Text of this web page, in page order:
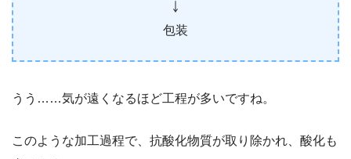
￬
包装
うう……気が遠くなるほど工程が多いですね。
このような加工過程で、抗酸化物質が取り除かれ、酸化も